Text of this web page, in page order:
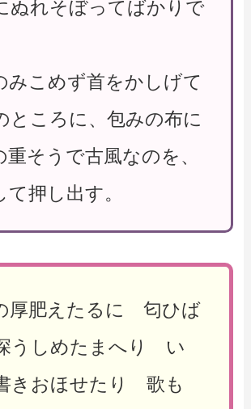
ぬれそぼってばかりで
みこめず首をかしげて
ところに、包みの布に
重そうで古風なのを、
押し出す。
厚肥えたるに 匂ひば
うしめたまへり い
きおほせたり 歌も